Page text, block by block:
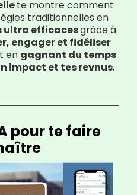
te montre comment
traditionnelles en
ultra efficacesgrâce à
engager et fidéliser
en gagnant du temps
impact et tes revnus​​.
pour te faire